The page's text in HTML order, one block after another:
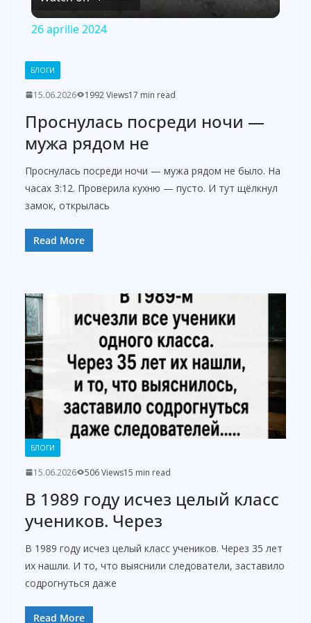
i
26 aprilie 2024
БЛОГИ
15.06.2026 1992 Views17 min read
Проснулась посреди ночи —
мужа рядом не
Проснулась посреди ночи — мужа рядом не было. На
часах 3:12. Проверила кухню — пусто. И тут щёлкнул
замок, открылась
Read More
БЛОГИ
15.06.2026 506 Views15 min read
В 1989 году исчез целый класс
учеников. Через
В 1989 году исчез целый класс учеников. Через 35 лет
их нашли. И то, что выяснили следователи, заставило
содрогнуться даже
Read More